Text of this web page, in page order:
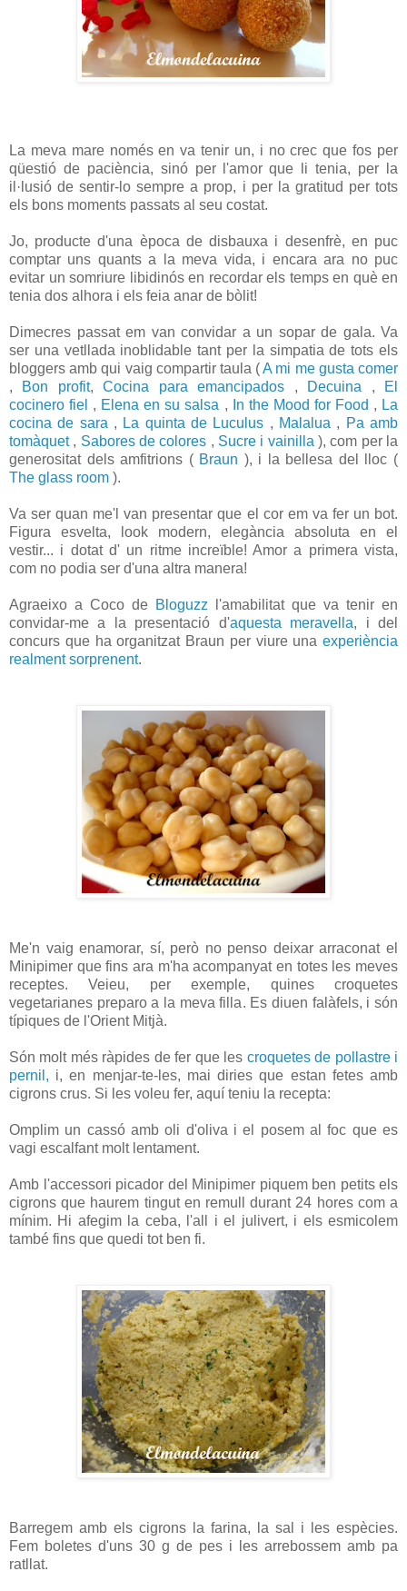
La meva mare només en va tenir un, i no crec que fos per
qüestió de paciència, sinó per l'amor que li tenia, per la
il·lusió de sentir-lo sempre a prop, i per la gratitud per tots
els bons moments passats al seu costat.
Jo, producte d'una època de disbauxa i desenfrè, en puc
comptar uns quants a la meva vida, i encara ara no puc
evitar un somriure libidinós en recordar els temps en què en
tenia dos alhora i els feia anar de bòlit!
Dimecres passat em van convidar a un sopar de gala. Va
ser una vetllada inoblidable tant per la simpatia de tots els
bloggers amb qui vaig compartir taula (A mi me gusta comer
, Bon profit,Cocina para emancipados , Decuina ,
El
cocinero fiel , Elena en su salsa , In the Mood for Food , La
cocina de sara , La quinta de Luculus , Malalua , Pa amb
tomàquet, Sabores de colores , Sucre i vainilla ), com per la
generositat dels amfitrions ( Braun ), i la bellesa del lloc (
The glass room ).
Va ser quan me'l van presentar que el cor em va fer un bot.
Figura esvelta, look modern, elegància absoluta en el
vestir... i dotat d' un ritme increïble! Amor a primera vista,
com no podia ser d'una altra manera!
Agraeixo a Coco de Bloguzz l'amabilitat que va tenir en
convidar-me a la presentació d'aquesta meravella, i del
concurs que ha organitzat Braun per viure una experiència
realment sorprenent.
Me'n vaig enamorar, sí, però no penso deixar arraconat el
Minipimer que fins ara m'ha acompanyat en totes les meves
receptes. Veieu, per exemple, quines croquetes
vegetarianes preparo a la meva filla. Es diuen falàfels, i són
típiques de l'Orient Mitjà.
Són molt més ràpides de fer que les croquetes de pollastre i
pernil, i, en menjar-te-les, mai diries que estan fetes amb
cigrons crus. Si les voleu fer, aquí teniu la recepta:
Omplim un cassó amb oli d'oliva i el posem al foc que es
vagi escalfant molt lentament.
Amb l'accessori picador del Minipimer piquem ben petits els
cigrons que haurem tingut en remull durant 24 hores com a
mínim. Hi afegim la ceba, l'all i el julivert, i els esmicolem
també fins que quedi tot ben fi.
Barregem amb els cigrons la farina, la sal i les espècies.
Fem boletes d'uns 30 g de pes i les arrebossem amb pa
ratllat.